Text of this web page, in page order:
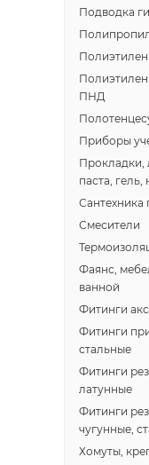
Подводка
Полиэтилен
ПНД
Приборы
Прокладки,
паста, гель,
Сантехника
Смесители
Фаянс,
ванной
Фитинги
Фитинги
стальные
Фитинги
латунные
Фитинги
чугунные,
Хомуты,